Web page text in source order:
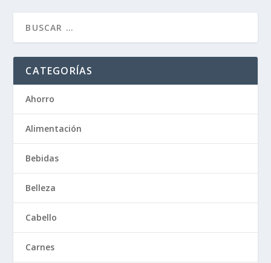
CATEGORÍAS
Ahorro
Alimentación
Bebidas
Belleza
Cabello
Carnes